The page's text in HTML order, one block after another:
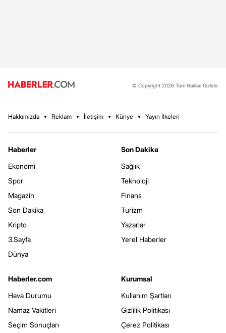
© Copyright 2026 Tüm Hakları Gizlidir.
Hakkımızda Reklam İletişim Künye Yayın İlkeleri
Haberler
Ekonomi
Spor
Magazin
Son Dakika
Kripto
3.Sayfa
Dünya
Son Dakika
Sağlık
Teknoloji
Finans
Turizm
Yazarlar
Yerel Haberler
Haberler.com
Hava Durumu
Namaz Vakitleri
Seçim Sonuçları
Kurumsal
Kullanım Şartları
Gizlilik Politikası
Çerez Politikası